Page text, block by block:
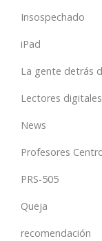
Insospechado
iPad
La gente detrás
Lectores digitales
News
Profesores
PRS-505
Queja
recomendación